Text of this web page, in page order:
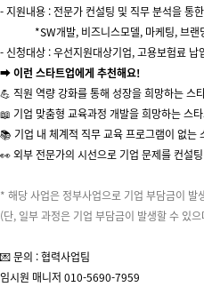
- 지원내용 : 전문가 컨설팅 및 직무 분석을 통
*SW개발, 비즈니스모델, 마케팅, 브랜
- 신청대상 : 우선지원대상기업, 고용보험료 납
➡ 이런 스타트업에게 추천해요!
💪 직원 역량 강화를 통해 성장을 희망하는 스
📖 기업 맞춤형 교육과정 개발을 희망하는 스
📚 기업 내 체계적 직무 교육 프로그램이 없는
👀 외부 전문가의 시선으로 기업 문제를 컨설
* 해당 사업은 정부사업으로 기업 부담금이 발
(단, 일부 과정은 기업 부담금이 발생할 수 있
💌 문의 : 협력사업팀
임시원 매니저 010-5690-7959